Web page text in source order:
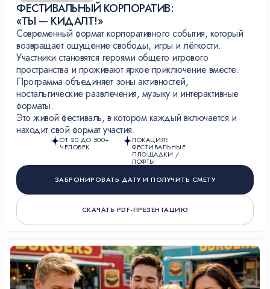
ФЕСТИВАЛЬНЫЙ КОРПОРАТИВ:
«ТЫ — КИДАЛТ!»
Современный формат корпоративного события, который
возвращает ощущение свободы, игры и лёгкости.
Участники становятся героями общего игрового
пространства и проживают яркое приключение вместе.
Программа объединяет зоны активностей,
ностальгические развлечения, музыку и интерактивные
форматы.
Это живой фестиваль, в котором каждый включается и
находит свой формат участия.
ОТ 20 ДО 500+
ЧЕЛОВЕК
ЛОКАЦИЯ:
ФЕСТИВАЛЬНЫЕ
ПЛОЩАДКИ /
ЛОФТЫ
ЗАБРОНИРОВАТЬ ДАТУ И ПОЛУЧИТЬ СМЕТУ
СКАЧАТЬ PDF-ПРЕЗЕНТАЦИЮ